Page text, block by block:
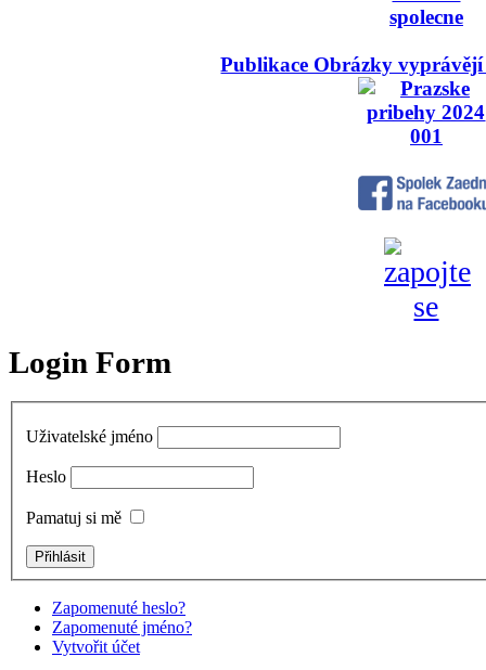
Publikace Obrázky
Login Form
Uživatelské jméno
Heslo
Pamatuj si mě
Zapomenuté heslo?
Zapomenuté jméno?
Vytvořit účet